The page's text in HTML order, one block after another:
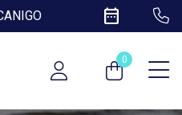
date_range
0